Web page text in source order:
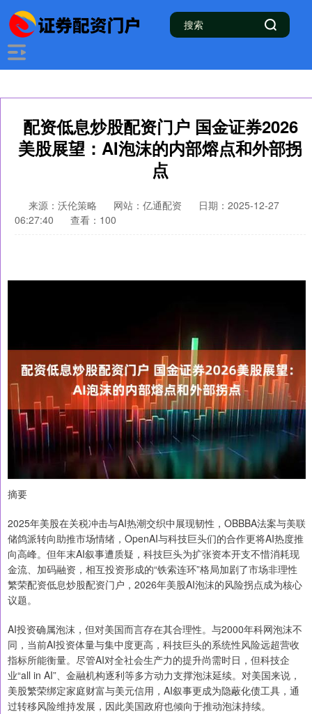
配资低息炒股配资门户 国金证券2026
美股展望：AI泡沫的内部熔点和外部拐
点
来源：沃伦策略 网站：亿通配资
日期：2025-12-27
06:27:40
查看：100
摘要
2025年美股在关税冲击与AI热潮交织中展现韧性，OBBBA法案与美联
储鸽派转向助推市场情绪，OpenAI与科技巨头们的合作更将AI热度推
向高峰。但年末AI叙事遭质疑，科技巨头为扩张资本开支不惜消耗现
金流、加码融资，相互投资形成的“铁索连环”格局加剧了市场非理性
繁荣配资低息炒股配资门户，2026年美股AI泡沫的风险拐点成为核心
议题。
AI投资确属泡沫，但对美国而言存在其合理性。与2000年科网泡沫不
同，当前AI投资体量与集中度更高，科技巨头的系统性风险远超营收
指标所能衡量。尽管AI对全社会生产力的提升尚需时日，但科技企
业“all in AI”、金融机构逐利等多方动力支撑泡沫延续。对美国来说，
美股繁荣绑定家庭财富与美元信用，AI叙事更成为隐蔽化债工具，通
过转移风险维持发展，因此美国政府也倾向于推动泡沫持续。